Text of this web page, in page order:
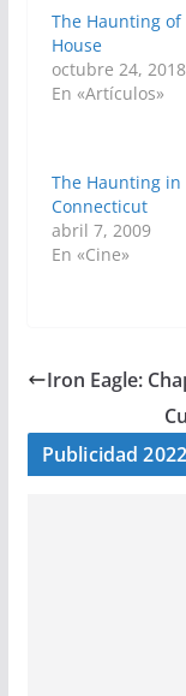
The Haunting of
House
octubre 24, 2018
En «Artículos»
The Haunting in
Connecticut
abril 7, 2009
En «Cine»
Iron Eagle:
Publicidad 2022